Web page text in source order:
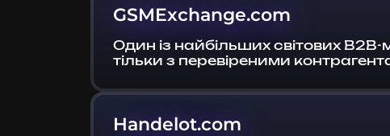
GSMExchange.com
Один із найбільших світових
тільки з перевіреними
Handelot.com